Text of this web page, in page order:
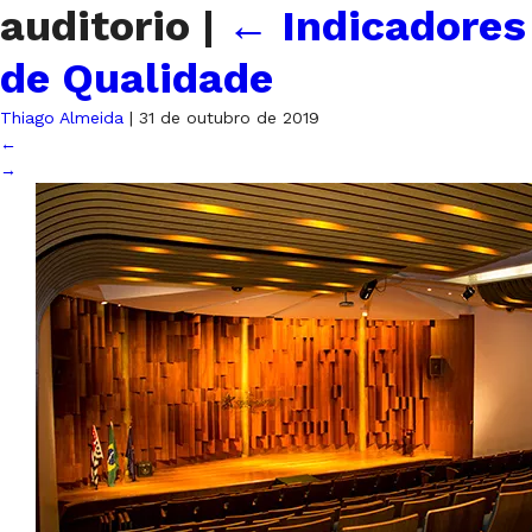
auditorio | ← Indicadores
de Qualidade
Thiago Almeida | 31 de outubro de 2019
←
→